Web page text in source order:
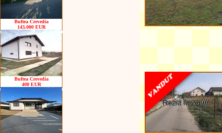
Buftea Crevedia
143.000 EUR
Buftea Crevedia
400 EUR